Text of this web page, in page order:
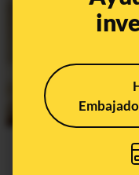
Bulos sobre